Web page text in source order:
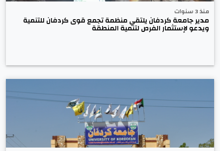
منذ 3 سنوات
مدير جامعة كردفان يلتقي منظمة تجمع قوى كردفان للتنمية
ويدعو لإستثمار الفرص لتنمية المنطقة